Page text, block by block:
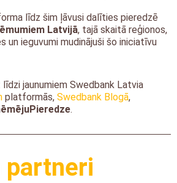
līdz šim ļāvusi dalīties pieredzē
Latvijā, tajā skaitā reģionos,
un ieguvumi mudinājuši šo iniciatīvu
jaunumiem Swedbank Latvia
platformās, Swedbank Blogā,
.
partneri